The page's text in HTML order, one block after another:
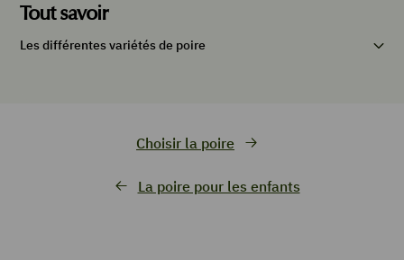
Tout savoir
Les différentes variétés de poire
La poire pour les enfants
Choisir la poire